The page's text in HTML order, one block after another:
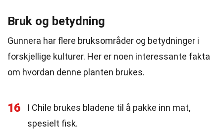
Bruk og betydning
Gunnera har flere bruksområder og betydninger i
forskjellige kulturer. Her er noen interessante fakta
om hvordan denne planten brukes.
16
I Chile brukes bladene til å pakke inn mat,
spesielt fisk.